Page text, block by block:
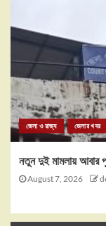
জেলা ও রাজ্য জেলার খবর
নতুন দুই মামলায় আবার
August 7, 2026